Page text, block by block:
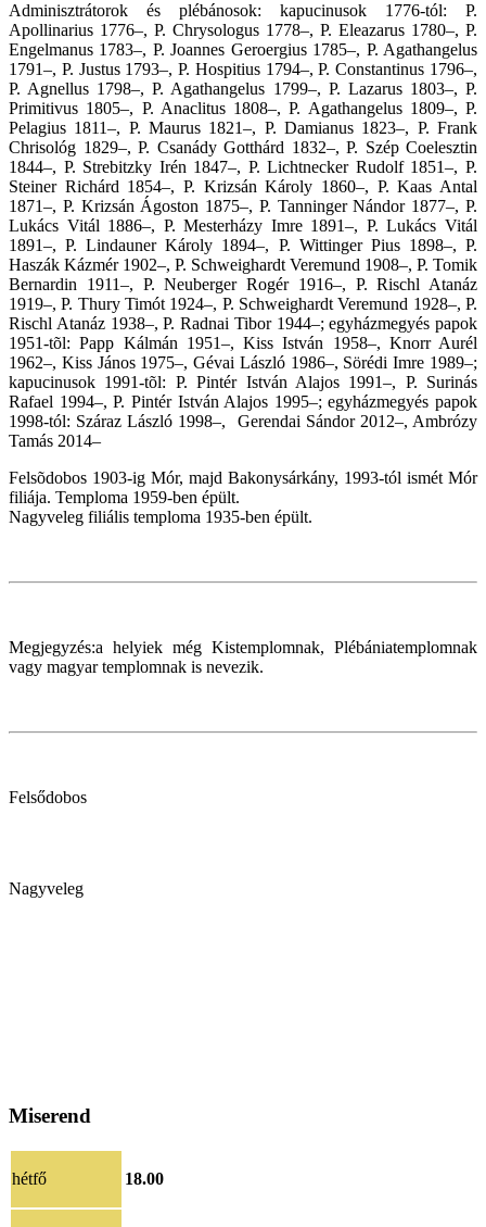
Adminisztrátorok és plébánosok: kapucinusok 1776-tól: P.
Apollinarius 1776–, P. Chrysologus 1778–, P. Eleazarus 1780–, P.
Engelmanus 1783–, P. Joannes Geroergius 1785–, P. Agathangelus
1791–, P. Justus 1793–, P. Hospitius 1794–, P. Constantinus 1796–,
P. Agnellus 1798–, P. Agathangelus 1799–, P. Lazarus 1803–, P.
Primitivus 1805–, P. Anaclitus 1808–, P. Agathangelus 1809–, P.
Pelagius 1811–, P. Maurus 1821–, P. Damianus 1823–, P. Frank
Chrisológ 1829–, P. Csanády Gotthárd 1832–, P. Szép Coelesztin
1844–, P. Strebitzky Irén 1847–, P. Lichtnecker Rudolf 1851–, P.
Steiner Richárd 1854–, P. Krizsán Károly 1860–, P. Kaas Antal
1871–, P. Krizsán Ágoston 1875–, P. Tanninger Nándor 1877–, P.
Lukács Vitál 1886–, P. Mesterházy Imre 1891–, P. Lukács Vitál
1891–, P. Lindauner Károly 1894–, P. Wittinger Pius 1898–, P.
Haszák Kázmér 1902–, P. Schweighardt Veremund 1908–, P. Tomik
Bernardin 1911–, P. Neuberger Rogér 1916–, P. Rischl Atanáz
1919–, P. Thury Timót 1924–, P. Schweighardt Veremund 1928–, P.
Rischl Atanáz 1938–, P. Radnai Tibor 1944–; egyházmegyés papok
1951-tõl: Papp Kálmán 1951–, Kiss István 1958–, Knorr Aurél
1962–, Kiss János 1975–, Gévai László 1986–, Sörédi Imre 1989–;
kapucinusok 1991-tõl: P. Pintér István Alajos 1991–, P. Surinás
Rafael 1994–, P. Pintér István Alajos 1995–;egyházmegyés papok
1998-tól: Száraz László 1998–, Gerendai Sándor 2012–, Ambrózy
Tamás 2014–
Felsõdobos 1903-ig Mór, majd Bakonysárkány, 1993-tól ismét Mór
filiája. Temploma 1959-ben épült.
Nagyveleg filiális temploma 1935-ben épült.
Megjegyzés:a helyiek még Kistemplomnak, Plébániatemplomnak
vagy magyar templomnak is nevezik.
Felsődobos
Nagyveleg
Miserend
hétfő 18.00